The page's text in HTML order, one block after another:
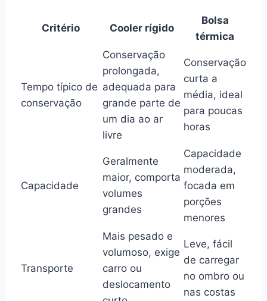
Critério Cooler rígido
Bolsa
térmica
Tempo típico de
conservação
Conservação
prolongada,
adequada para
grande parte de
um dia ao ar
livre
Conservação
curta a
média, ideal
para poucas
horas
Capacidade
Geralmente
maior, comporta
volumes
grandes
Capacidade
moderada,
focada em
porções
menores
Transporte
Mais pesado e
volumoso, exige
carro ou
deslocamento
Leve, fácil
de carregar
no ombro ou
nas costas